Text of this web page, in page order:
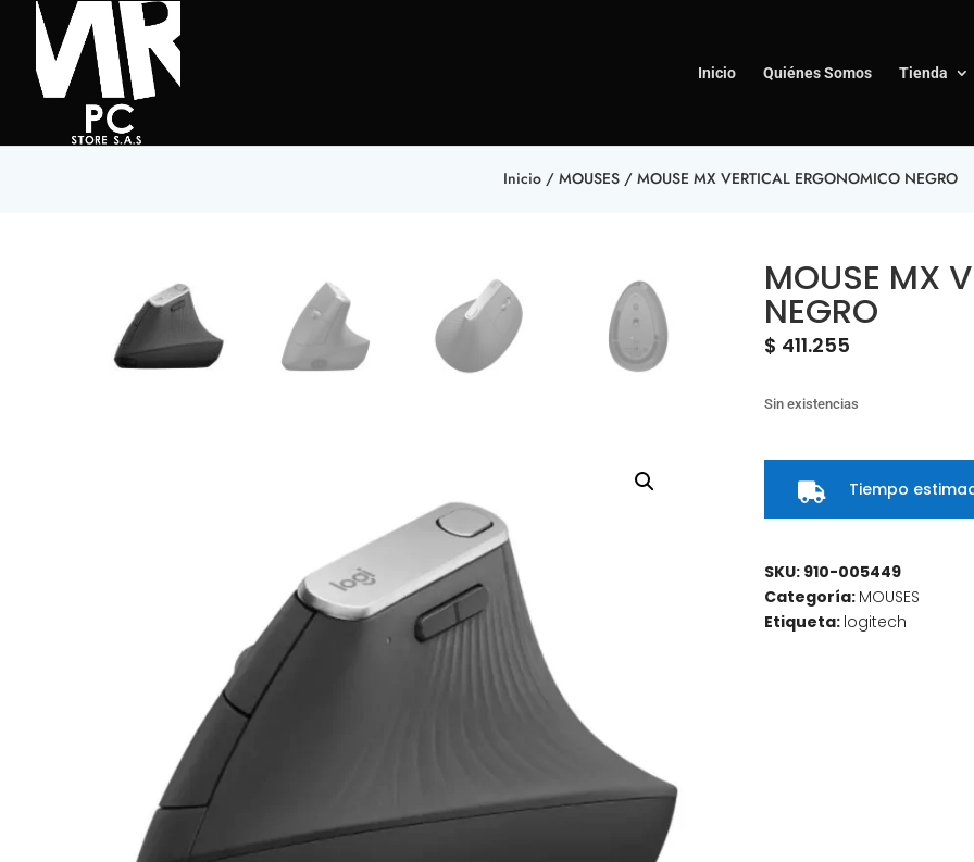
Inicio Quiénes Somos Tienda
Inicio / MOUSES / MOUSE MX VERTICAL ERGONOMICO NEGRO
MOUSE MX
NEGRO
$ 411.255
Sin existencias
 Tiempo
SKU: 910-005449
Categoría: MOUSES
Etiqueta: logitech